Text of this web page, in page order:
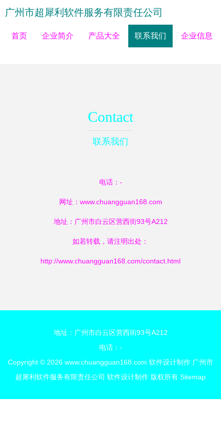
广州市超犀利软件服务有限责任公司
首页 企业简介 产品大全 联系我们 企业信息
Contact
联系我们
电话：-
网址： www.chuangguan168.com
地址：广州市白云区营西街93号A212
如若转载，请注明出处：
http://www.chuangguan168.com/contact.html
地址：广州市白云区营西街93号A212
电话：-
Copyright © 2026 www.chuangguan168.com 软件设计制作 广州市
超犀利软件服务有限责任公司 软件设计制作 版权所有 Sitemap